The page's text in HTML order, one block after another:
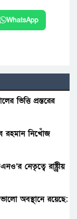
WhatsApp
ভিত্তি প্রস্তরের
রহমান নিখোঁজ
নেতৃত্বে রাষ্ট্র্রীয়
অবস্থানে রয়েছে: